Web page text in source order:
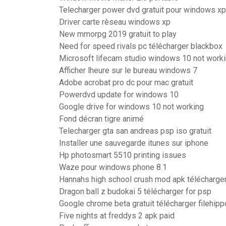
Telecharger power dvd gratuit pour windows xp
Driver carte rèseau windows xp
New mmorpg 2019 gratuit to play
Need for speed rivals pc télécharger blackbox
Microsoft lifecam studio windows 10 not
Afficher lheure sur le bureau windows 7
Adobe acrobat pro dc pour mac gratuit
Powerdvd update for windows 10
Google drive for windows 10 not working
Fond décran tigre animé
Telecharger gta san andreas psp iso gratuit
Installer une sauvegarde itunes sur iphone
Hp photosmart 5510 printing issues
Waze pour windows phone 8.1
Hannahs high school crush mod apk
Dragon ball z budokai 5 télécharger for psp
Google chrome beta gratuit télécharger
Five nights at freddys 2 apk paid